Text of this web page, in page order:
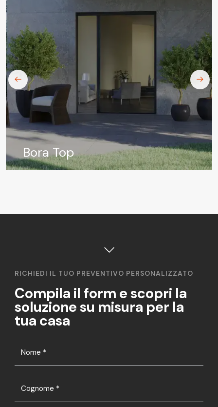
Bora Top
RICHIEDI IL TUO PREVENTIVO PERSONALIZZATO
Compila il form e scopri la
soluzione su misura per la
tua casa
Nome *
Cognome *